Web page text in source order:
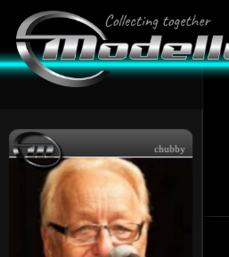
chubby